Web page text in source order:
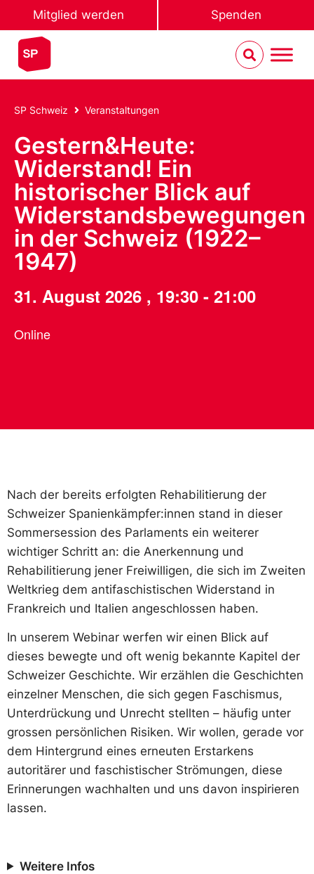
Mitglied werden Spenden
SP Schweiz Veranstaltungen
Gestern&Heute:
Widerstand! Ein
historischer Blick auf
Widerstandsbewegungen
in der Schweiz (1922–
1947)
31. August 2026 , 19:30 - 21:00
Online
Nach der bereits erfolgten Rehabilitierung der
Schweizer Spanienkämpfer:innen stand in dieser
Sommersession des Parlaments ein weiterer
wichtiger Schritt an: die Anerkennung und
Rehabilitierung jener Freiwilligen, die sich im Zweiten
Weltkrieg dem antifaschistischen Widerstand in
Frankreich und Italien angeschlossen haben.
In unserem Webinar werfen wir einen Blick auf
dieses bewegte und oft wenig bekannte Kapitel der
Schweizer Geschichte. Wir erzählen die Geschichten
einzelner Menschen, die sich gegen Faschismus,
Unterdrückung und Unrecht stellten – häufig unter
grossen persönlichen Risiken. Wir wollen, gerade vor
dem Hintergrund eines erneuten Erstarkens
autoritärer und faschistischer Strömungen, diese
Erinnerungen wachhalten und uns davon inspirieren
lassen.
Weitere Infos